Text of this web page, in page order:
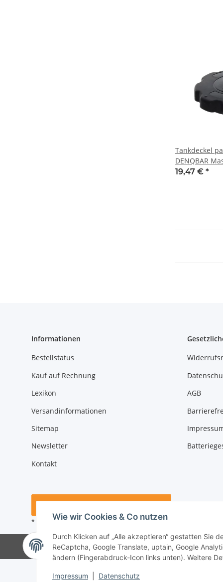
Wie wir Cookies & Co nutzen
Durch Klicken auf „Alle akzeptieren“ gestatten Sie
ReCaptcha, Google Translate, uptain, Google
ändern (Fingerabdruck-Icon links unten). Weitere
Impressum Datenschutz
Tankdeckel
DENQBAR
Motoren
19,47 € *
Informationen
Bestellstatus
Kauf auf Rechnung
Lexikon
Versandinformationen
Sitemap
Newsletter
Kontakt
AGB
* Alle Preise inkl. gesetzlicher USt., zzgl.Versand
© BTEC24 * gilt für Lieferungen innerhalb